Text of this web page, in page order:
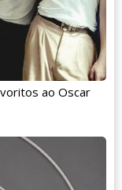
ao Oscar